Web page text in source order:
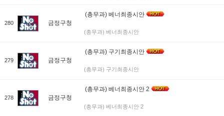
280 금정구청
(총무과) 베너최종시안
(총무과) 베너최종시안
279 금정구청
(총무과) 구기최종시안
(총무과) 구기최종시안
278 금정구청
(총무과) 베너최종시안 2
(총무과) 베너최종시안 2